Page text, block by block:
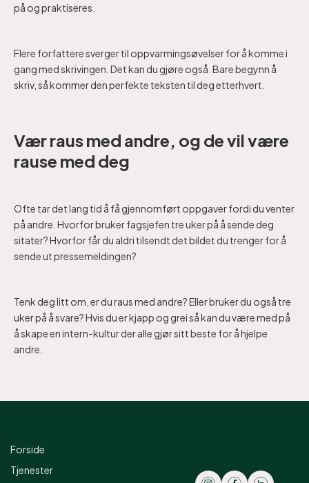
på og praktiseres.
Flere forfattere sverger til oppvarmingsøvelser for å komme i
gang med skrivingen. Det kan du gjøre også. Bare begynn å
skriv, så kommer den perfekte teksten til deg etterhvert.
Vær raus med andre, og de vil være
rause med deg
Ofte tar det lang tid å få gjennomført oppgaver fordi du venter
på andre. Hvorfor bruker fagsjefen tre uker på å sende deg
sitater? Hvorfor får du aldri tilsendt det bildet du trenger for å
sende ut pressemeldingen?
Tenk deg litt om, er du raus med andre? Eller bruker du også tre
uker på å svare? Hvis du er kjapp og grei så kan du være med på
å skape en intern-kultur der alle gjør sitt beste for å hjelpe
andre.
Forside
Tjenester